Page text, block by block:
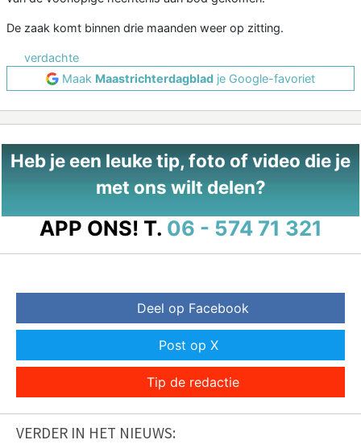
De zaak komt binnen drie maanden weer op zitting.
verdachte
Maak Maastrichterdagblad je Google-favoriet
Heb je een leuke tip, foto of video die je
met ons wilt delen?
APP ONS! T. 06 - 574 71 321
Deel op Facebook
Post op X
Tip de redactie
VERDER IN HET NIEUWS: